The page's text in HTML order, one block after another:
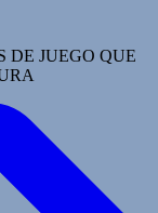
DE JUEGO QUE